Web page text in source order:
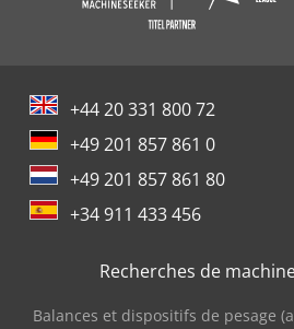
+44 20 331 800 72
+49 201 857 861 0
+49 201 857 861 80
+34 911 433 456
Recherches de
Balances et dispositifs de pesage